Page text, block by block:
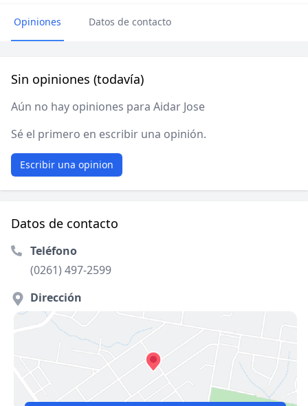
Opiniones Datos de contacto
Sin opiniones (todavía)
Aún no hay opiniones para Aidar Jose
Sé el primero en escribir una opinión.
Escribir una opinion
Datos de contacto
Teléfono
(0261) 497-2599
Dirección